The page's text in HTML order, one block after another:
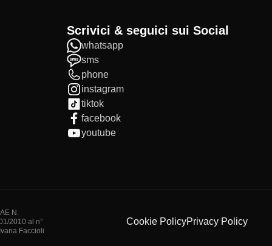
Scrivici & seguici sui Social
whatsapp
sms
phone
instagram
tiktok
facebook
youtube
N.
2010 al n°
Faccioli
Cookie PolicyPrivacy Policy